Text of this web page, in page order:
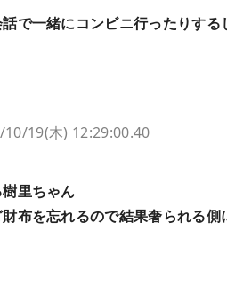
で一緒にコンビニ行ったりす
10/19(木) 12:29:00.40
里ちゃん
布を忘れるので結果奢られる側